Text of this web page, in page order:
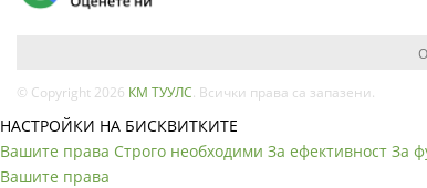
© Copyright 2026 КМ ТУУЛС . Всички права са запазени.
НАСТРОЙКИ НА БИСКВИТКИТЕ
Вашите права Строго необходими За ефективност За
Вашите права